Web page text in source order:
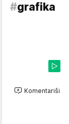
#grafika
Komentariši